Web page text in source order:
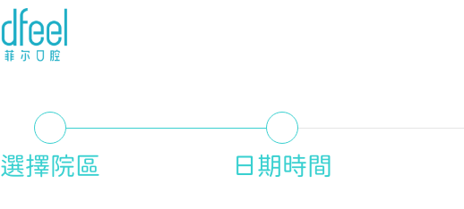
選擇院區 日期時間